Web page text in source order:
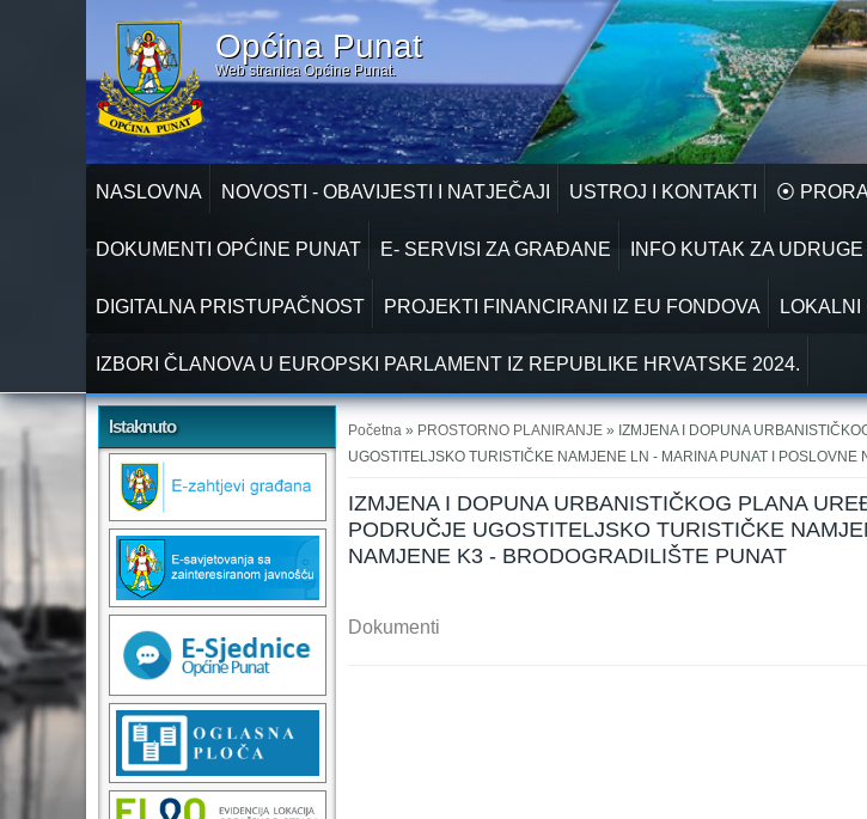
Općina Punat
Web stranica Općine Punat.
NASLOVNA NOVOSTI - OBAVIJESTI I NATJEČAJI USTROJ I KONTAKTI ⦿
DOKUMENTI OPĆINE PUNAT E- SERVISI ZA GRAĐANE INFO KUTAK ZA UDRUGE
DIGITALNA PRISTUPAČNOST PROJEKTI FINANCIRANI IZ EU FONDOVA LOKALNI
IZBORI ČLANOVA U EUROPSKI PARLAMENT IZ REPUBLIKE HRVATSKE 2024.
Vi ste ovdje
Početna » PROSTORNO PLANIRANJE » IZMJENA I DOPUNA
UGOSTITELJSKO TURISTIČKE NAMJENE LN - MARINA PUNAT I
IZMJENA I DOPUNA URBANISTIČKOG PLANA
PODRUČJE UGOSTITELJSKO TURISTIČKE
NAMJENE K3 - BRODOGRADILIŠTE PUNAT
Dokumenti
Istaknuto